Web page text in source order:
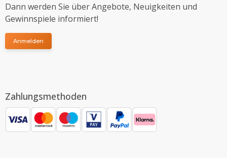
Dann werden Sie über Angebote, Neuigkeiten und
Gewinnspiele informiert!
Anmelden
Zahlungsmethoden